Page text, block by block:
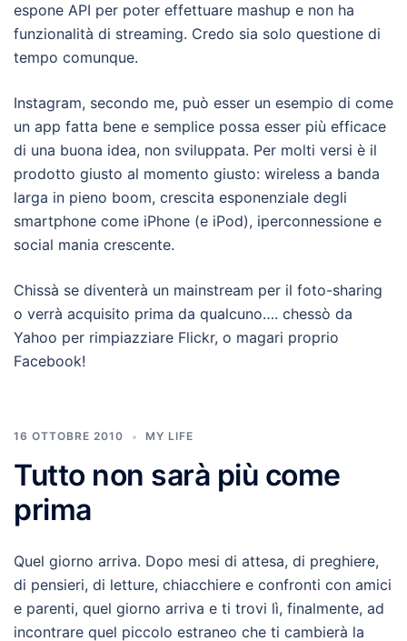
espone API per poter effettuare mashup e non ha
funzionalità di streaming. Credo sia solo questione di
tempo comunque.
Instagram, secondo me, può esser un esempio di come
un app fatta bene e semplice possa esser più efficace
di una buona idea, non sviluppata. Per molti versi è il
prodotto giusto al momento giusto: wireless a banda
larga in pieno boom, crescita esponenziale degli
smartphone come iPhone (e iPod), iperconnessione e
social mania crescente.
Chissà se diventerà un mainstream per il foto-sharing
o verrà acquisito prima da qualcuno…. chessò da
Yahoo per rimpiazziare Flickr, o magari proprio
Facebook!
16 OTTOBRE 2010 MY LIFE
Tutto non sarà più come
prima
Quel giorno arriva. Dopo mesi di attesa, di preghiere,
di pensieri, di letture, chiacchiere e confronti con amici
e parenti, quel giorno arriva e ti trovi lì, finalmente, ad
incontrare quel piccolo estraneo che ti cambierà la